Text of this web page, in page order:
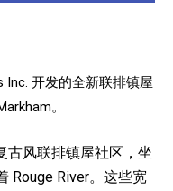
Inc. 开发的全新联排镇屋
。
古风联排镇屋社区，坐
Rouge River。这些宽